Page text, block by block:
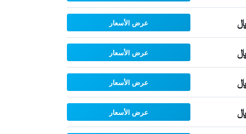
عرض الأسعار
عرض الأسعار
عرض الأسعار
عرض الأسعار